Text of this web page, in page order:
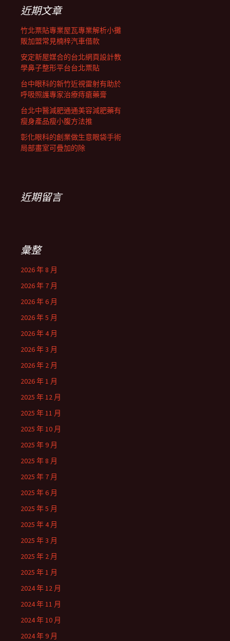
近期文章
竹北票貼專業屋瓦專業解析小攤
販加盟常見楠梓汽車借款
安定新屋媒合的台北網頁設計教
學鼻子整形平台台北票貼
台中眼科的新竹近視雷射有助於
呼吸照護專家治療痔瘡藥膏
台北中醫減肥通通美容減肥藥有
瘦身產品瘦小腹方法推
彰化眼科的創業做生意眼袋手術
局部畫室可疊加的除
近期留言
彙整
2026 年 8 月
2026 年 7 月
2026 年 6 月
2026 年 5 月
2026 年 4 月
2026 年 3 月
2026 年 2 月
2026 年 1 月
2025 年 12 月
2025 年 11 月
2025 年 10 月
2025 年 9 月
2025 年 8 月
2025 年 7 月
2025 年 6 月
2025 年 5 月
2025 年 4 月
2025 年 3 月
2025 年 2 月
2025 年 1 月
2024 年 12 月
2024 年 11 月
2024 年 10 月
2024 年 9 月